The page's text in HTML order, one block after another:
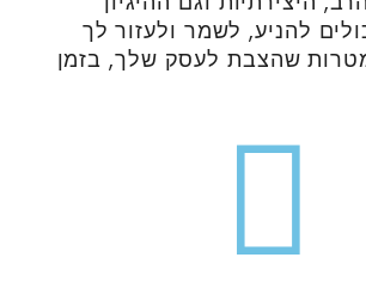
להניע, לשמר ולעזור לך
שהצבת לעסק שלך, בזמן